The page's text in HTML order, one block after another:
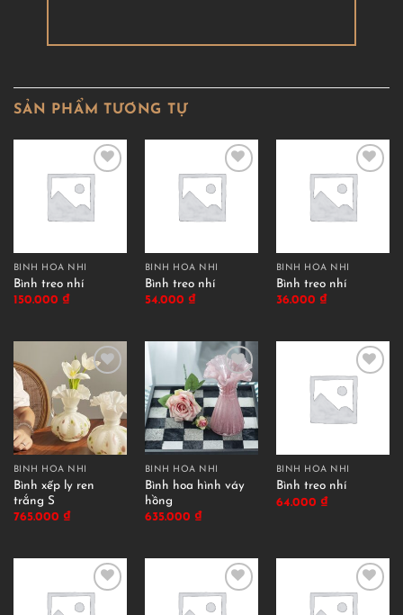
SẢN PHẨM TƯƠNG TỰ
BÌNH HOA NHÍ
Bình treo nhí
150.000 ₫
BÌNH HOA NHÍ
Bình treo nhí
54.000 ₫
BÌNH HOA NHÍ
Bình treo nhí
36.000 ₫
BÌNH HOA NHÍ
Bình xếp ly ren
trắng S
765.000 ₫
BÌNH HOA NHÍ
Bình hoa hình váy
hồng
635.000 ₫
BÌNH HOA NHÍ
Bình treo nhí
64.000 ₫